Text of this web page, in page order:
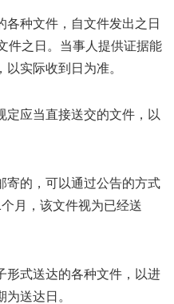
各种文件，自文件发出之日
件之日。当事人提供证据能
实际收到日为准。
定应当直接送交的文件，以
寄的，可以通过公告的方式
月，该文件视为已经送
形式送达的各种文件，以进
送达日。